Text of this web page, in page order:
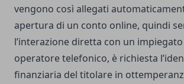
vengono così allegati
apertura di un conto online, quindi
l’interazione diretta con un
operatore telefonico, è richiesta
finanziaria del titolare in